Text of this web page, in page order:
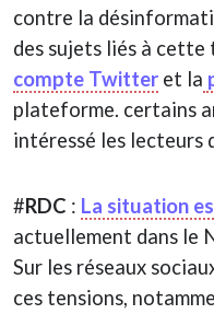
contre la
des sujets liés à cette
compte Twitter et la
plateforme. certains
intéressé les lecteurs
#RDC : La situation
actuellement dans le
Sur les réseaux
ces tensions,